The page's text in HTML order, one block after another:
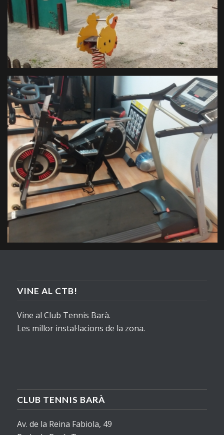
VINE AL CTB!
Vine al Club Tennis Barà.
Les millor instal·lacions de la zona.
CLUB TENNIS BARÀ
Av. de la Reina Fabiola, 49